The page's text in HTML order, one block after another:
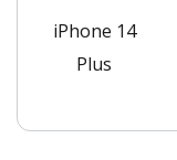
iPhone 14
Plus